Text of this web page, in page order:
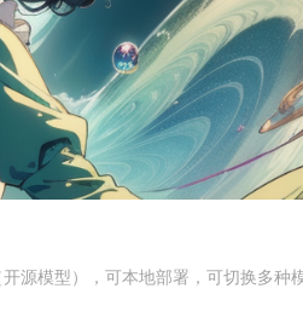
源模型），可本地部署，可切换多